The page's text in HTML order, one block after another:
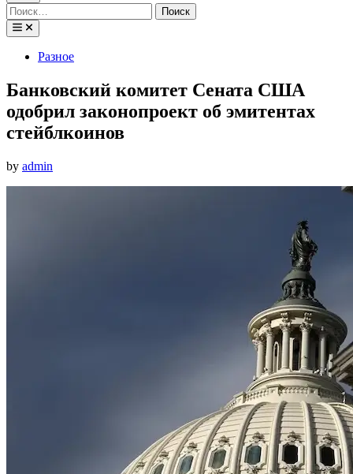
Найти:
PostedРазное
Банковский комитет Сената США
одобрил законопроект об эмитентах
стейблкоинов
by admin